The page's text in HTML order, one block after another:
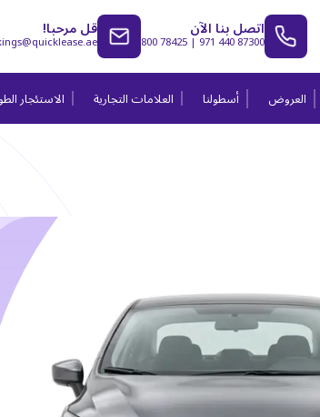
اتصل بنا الآن800 78425 |971 440 87300 قل مرحبا!
العروض أسطولنا العلامات التجارية الاستئجار